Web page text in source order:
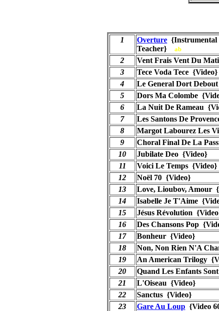
1 Overture {Instrumental
Teacher} ab
2
Vent Frais Vent Du
3
Tece Voda Tece {Video}
4
Le General Dort
5
Dors Ma Colombe
6
La Nuit De Rameau
7
Les Santons De
8
Margot Labourez Les
9
Choral Final De La
10
Jubilate Deo {Video}
11
Voici Le Temps {Video}
12
Noël 70 {Video}
13
Love, Lioubov, Amour
14
Isabelle Je T'Aime
15
Jésus Révolution
16
Des Chansons Pop
17
Bonheur {Video}
18
Non, Non Rien N'A
19
An American Trilogy
20
Quand Les Enfants
21
L'Oiseau {Video}
22
Sanctus {Video}
23
Gare Au Loup {Video